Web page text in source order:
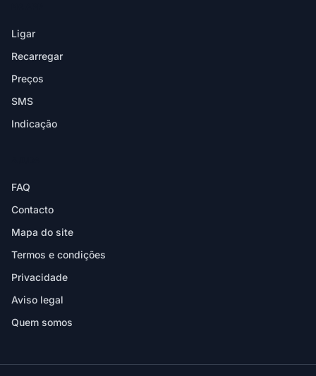
Ligar
Recarregar
Preços
SMS
Indicação
FAQ
Contacto
Mapa do site
Termos e condições
Privacidade
Aviso legal
Quem somos